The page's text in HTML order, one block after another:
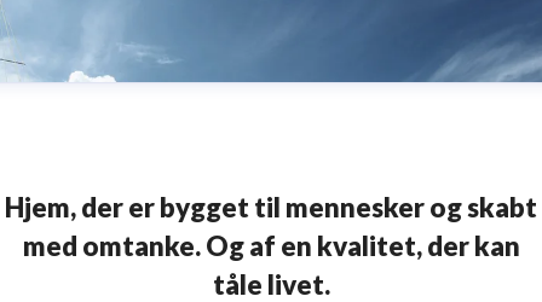
Hjem, der er bygget til mennesker og skabt
med omtanke. Og af en kvalitet, der kan
tåle livet.